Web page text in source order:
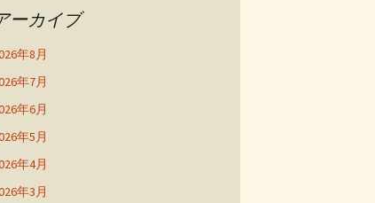
ーカイブ
年8月
年7月
年6月
年5月
年4月
年3月